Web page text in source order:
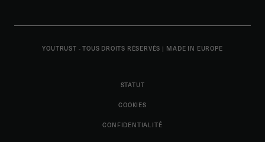
YOUTRUST - TOUS DROITS RÉSERVÉS | MADE IN EUROPE
STATUT
COOKIES
CONFIDENTIALITÉ